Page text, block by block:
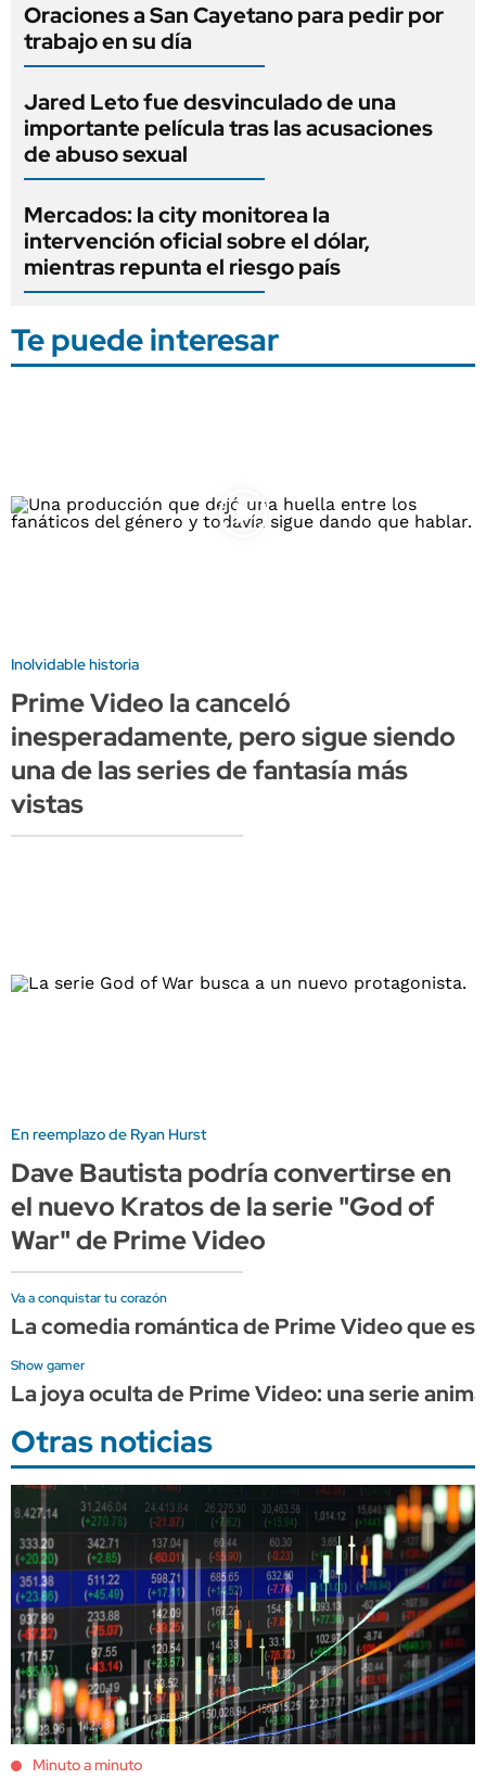
Oraciones a San Cayetano para pedir por
trabajo en su día
Jared Leto fue desvinculado de una
importante película tras las acusaciones
de abuso sexual
Mercados: la city monitorea la
intervención oficial sobre el dólar,
mientras repunta el riesgo país
Te puede interesar
Inolvidable historia
Prime Video la canceló
inesperadamente, pero sigue siendo
una de las series de fantasía más
vistas
En reemplazo de Ryan Hurst
Dave Bautista podría convertirse en
el nuevo Kratos de la serie "God of
War" de Prime Video
Va a conquistar tu corazón
La comedia romántica de Prime Video que
Show gamer
La joya oculta de Prime Video: una serie
Otras noticias
Minuto a minuto